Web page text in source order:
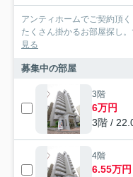
アンティホームでご契約頂
たくさん掛かるお部屋探し
見る
募集中の部屋
3階
6万円
3階 /
4階
6.55万円